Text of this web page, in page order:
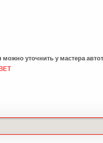
можно уточнить у мастера